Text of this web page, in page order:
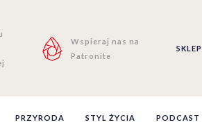
Wspieraj nas na
Patronite
SKLEP
PRZYRODA STYL ŻYCIA PODCAST